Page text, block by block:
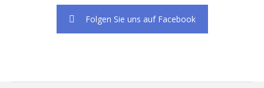
Folgen Sie uns auf Facebook